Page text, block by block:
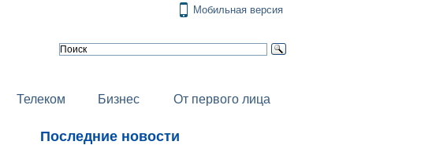
Мобильная версия
Телеком Бизнес От первого лица
Последние новости